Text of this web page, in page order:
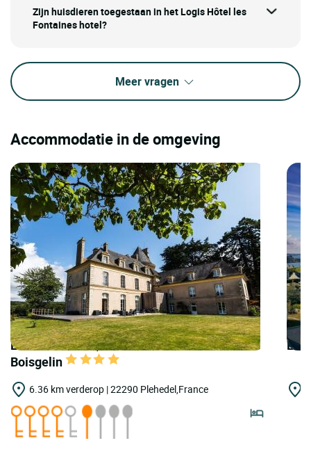
Zijn huisdieren toegestaan in het Logis Hôtel les
Fontaines hotel?
Meer vragen
Accommodatie in de omgeving
LOGIS HOTELS | Teritoria Château de
Boisgelin
6.36 km verderop | 22290 Plehedel,France